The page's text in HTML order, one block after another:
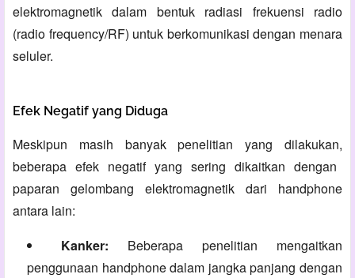
elektromagnetik dalam bentuk radiasi frekuensi radio
(radio frequency/RF) untuk berkomunikasi dengan menara
seluler.
Efek Negatif yang Diduga
Meskipun masih banyak penelitian yang dilakukan,
beberapa efek negatif yang sering dikaitkan dengan
paparan gelombang elektromagnetik dari handphone
antara lain:
Kanker: Beberapa penelitian mengaitkan
penggunaan handphone dalam jangka panjang dengan